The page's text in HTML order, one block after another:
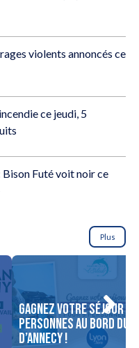
violents annoncés ce
ce jeudi, 5
Futé voit noir ce
Plus
Gagnez votre séjour
personnes au bord du
d’Annecy !